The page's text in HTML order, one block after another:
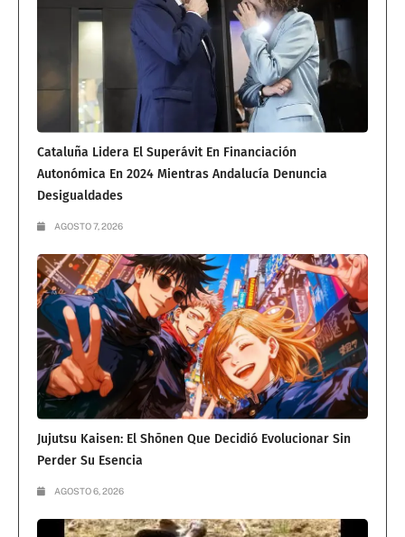
Cataluña Lidera El Superávit En Financiación
Autonómica En 2024 Mientras Andalucía Denuncia
Desigualdades
AGOSTO 7, 2026
Jujutsu Kaisen: El Shōnen Que Decidió Evolucionar Sin
Perder Su Esencia
AGOSTO 6, 2026